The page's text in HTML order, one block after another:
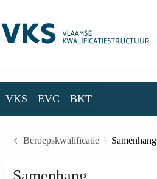
VKS EVC BKT
Beroepskwalificatie Samenhang
Samenhang